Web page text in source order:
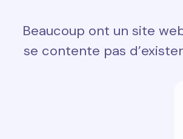
Beaucoup ont un site
se contente pas